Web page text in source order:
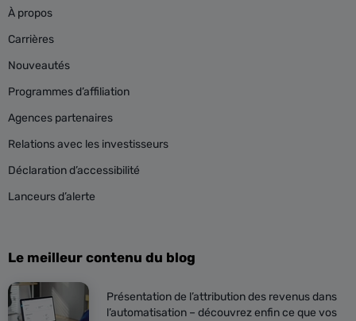
À propos
Carrières
Nouveautés
Programmes d’affiliation
Agences partenaires
Relations avec les investisseurs
Déclaration d’accessibilité
Lanceurs d’alerte
Le meilleur contenu du blog
Présentation de l’attribution des revenus dans
l’automatisation – découvrez enfin ce que vos